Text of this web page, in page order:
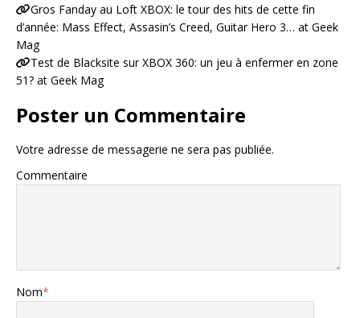
Gros Fanday au Loft XBOX: le tour des hits de cette fin
d’année: Mass Effect, Assasin’s Creed, Guitar Hero 3… at Geek
Mag
Test de Blacksite sur XBOX 360: un jeu à enfermer en zone
51? at Geek Mag
Poster un Commentaire
Votre adresse de messagerie ne sera pas publiée.
Commentaire
Nom*